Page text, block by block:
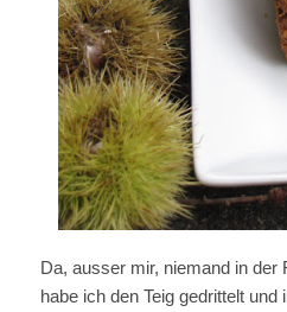
Da, ausser mir, niemand in der
habe ich den Teig gedrittelt